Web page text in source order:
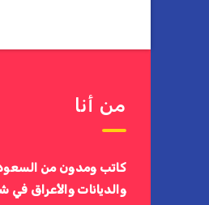
من أنا
كاتب ومدون من
والديانات والأعراق في